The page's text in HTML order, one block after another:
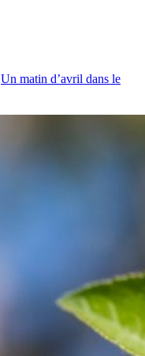
Un matin d’avril dans le